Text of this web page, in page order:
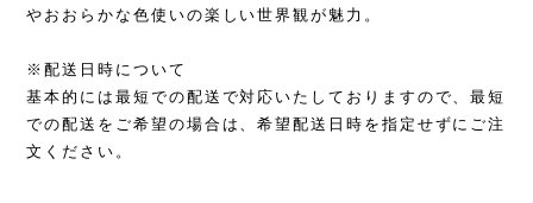
やおおらかな色使いの楽しい世界観が魅力。
※配送日時について
基本的には最短での配送で対応いたしておりますので、最短
での配送をご希望の場合は、希望配送日時を指定せずにご注
文ください。